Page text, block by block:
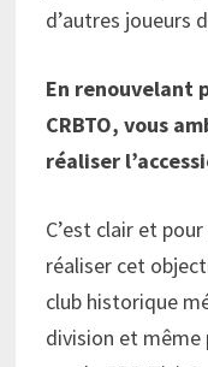
d’autres joueurs
En renouvelant
CRBTO, vous
réaliser
C’est clair et
réaliser cet
club historique
division et même